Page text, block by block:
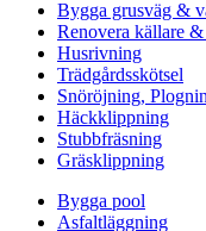
Bygga grusväg &
Renovera källare
Husrivning
Trädgårdsskötsel
Snöröjning,
Häckklippning
Stubbfräsning
Gräsklippning
Bygga pool
Asfaltläggning